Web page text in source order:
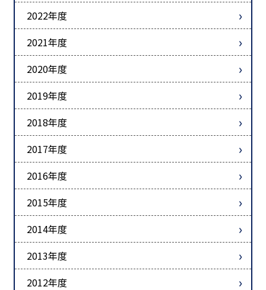
2022年度
2021年度
2020年度
2019年度
2018年度
2017年度
2016年度
2015年度
2014年度
2013年度
2012年度